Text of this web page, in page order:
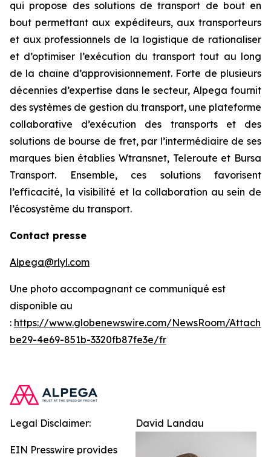
qui propose des solutions de transport de bout en
bout permettant aux expéditeurs, aux transporteurs
et aux professionnels de la logistique de rationaliser
et d’optimiser l’exécution du transport tout au long
de la chaîne d’approvisionnement. Forte de plusieurs
décennies d’expertise dans le secteur, Alpega fournit
des systèmes de gestion du transport, une plateforme
collaborative d’exécution des transports et des
solutions de bourse de fret, par l’intermédiaire de ses
marques bien établies Wtransnet, Teleroute et Bursa
Transport. Ensemble, ces solutions favorisent
l’efficacité, la visibilité et la collaboration au sein de
l’écosystème du transport.
Contact presse
Alpega@rlyl.com
Une photo accompagnant ce communiqué est
disponible au
: https://www.globenewswire.com/NewsRoom/
be29-4e69-851b-3320fb87fe3e/fr
David Landau
Legal Disclaimer:
EIN Presswire provides